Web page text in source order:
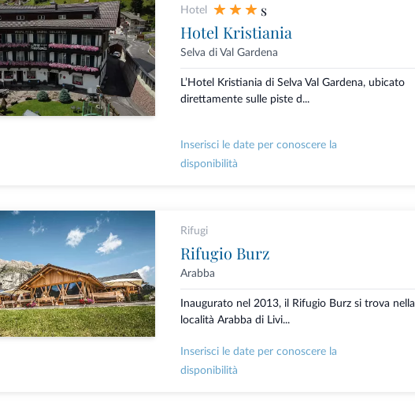
Hotel s
Hotel Kristiania
Selva di Val Gardena
L’Hotel Kristiania di Selva Val Gardena, ubicato
direttamente sulle piste d...
Inserisci le date per conoscere la
disponibilità
Rifugi
Rifugio Burz
Arabba
Inaugurato nel 2013, il Rifugio Burz si trova nella
località Arabba di Livi...
Inserisci le date per conoscere la
disponibilità